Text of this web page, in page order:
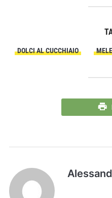
DOLCI AL CUCCHIAIO MELE